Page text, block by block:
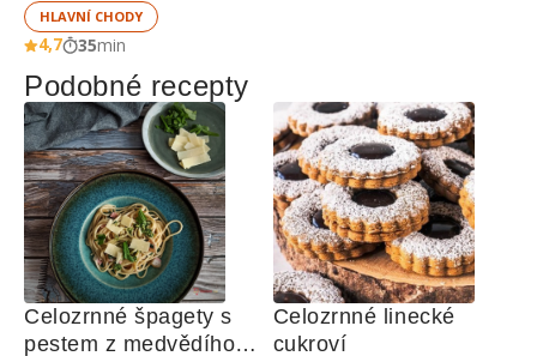
HLAVNÍ CHODY
4,7 35min
Podobné recepty
Celozrnné špagety s
pestem z medvědího
Celozrnné linecké
cukroví